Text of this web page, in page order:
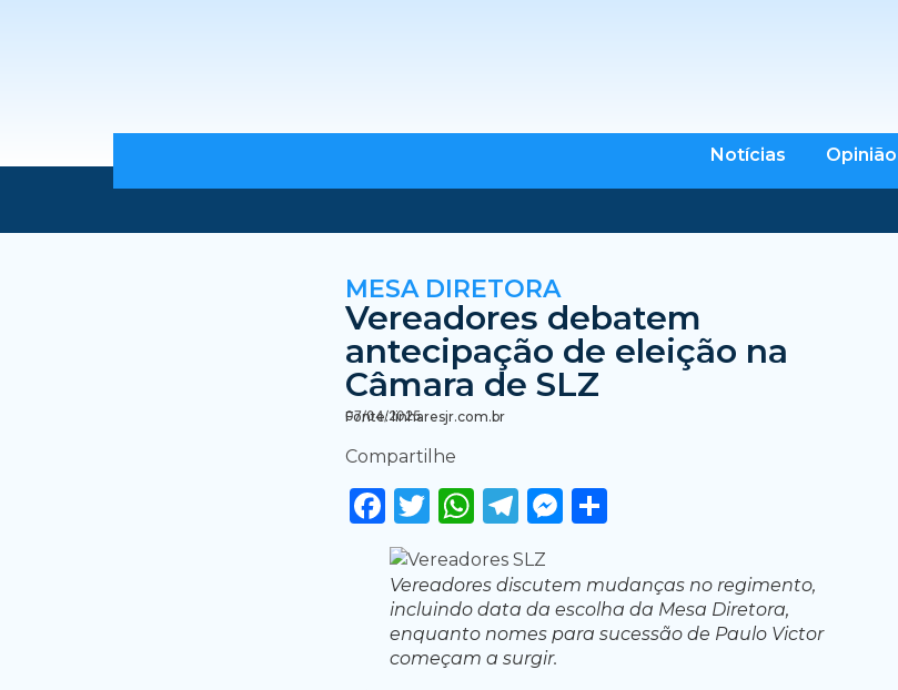
Notícias Opinião
MESA DIRETORA
Vereadores debatem
antecipação de eleição na
Câmara de SLZ
Fonte: linharesjr.com.br
07/04/2025
Compartilhe
Facebook
Twitter
WhatsApp
Telegram
Messenger
Vereadores discutem mudanças no regimento,
incluindo data da escolha da Mesa Diretora,
enquanto nomes para sucessão de Paulo Victor
começam a surgir.